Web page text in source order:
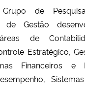
de
de Gestão
de
Estratégico,
Financeiros e